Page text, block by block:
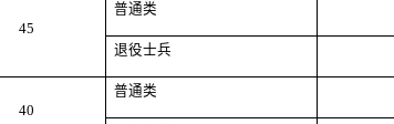
45
普通类
退役士兵
40
普通类